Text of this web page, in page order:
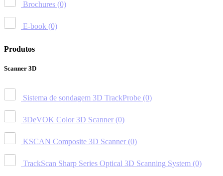
Brochures (0)
E-book (0)
Produtos
Scanner 3D
Sistema de sondagem 3D TrackProbe (0)
3DeVOK Color 3D Scanner (0)
KSCAN Composite 3D Scanner (0)
TrackScan Sharp Series Optical 3D Scanning System (0)